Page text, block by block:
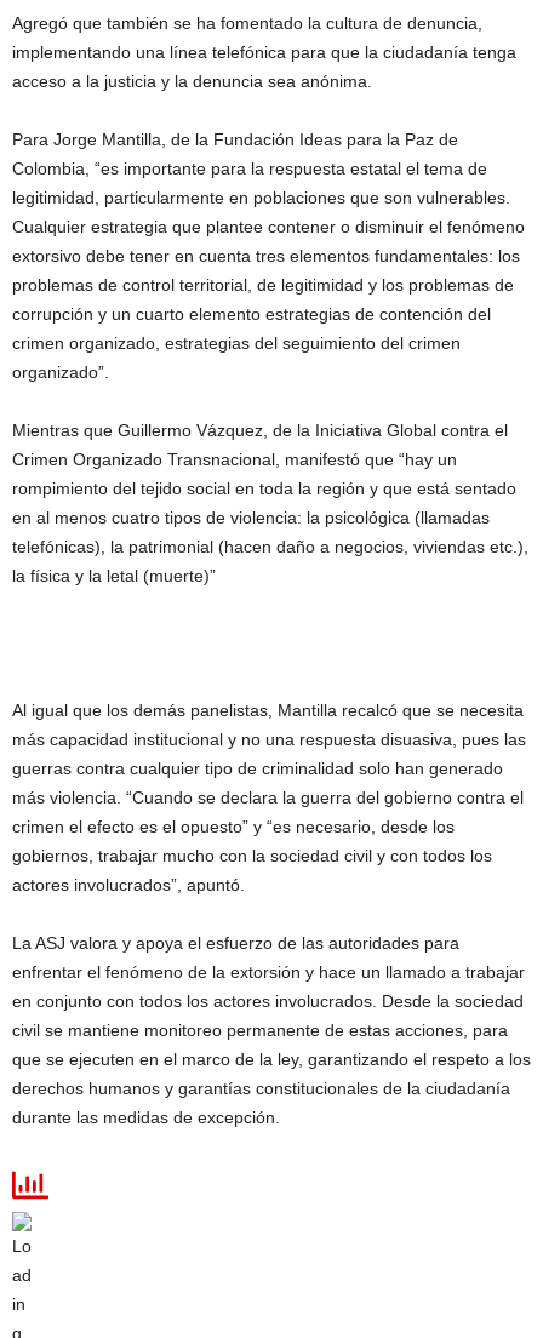
Agregó que también se ha fomentado la cultura de denuncia,
implementando una línea telefónica para que la ciudadanía tenga
acceso a la justicia y la denuncia sea anónima.
Para Jorge Mantilla, de la Fundación Ideas para la Paz de
Colombia, “es importante para la respuesta estatal el tema de
legitimidad, particularmente en poblaciones que son vulnerables.
Cualquier estrategia que plantee contener o disminuir el fenómeno
extorsivo debe tener en cuenta tres elementos fundamentales: los
problemas de control territorial, de legitimidad y los problemas de
corrupción y un cuarto elemento estrategias de contención del
crimen organizado, estrategias del seguimiento del crimen
organizado”.
Mientras que Guillermo Vázquez, de la Iniciativa Global contra el
Crimen Organizado Transnacional, manifestó que “hay un
rompimiento del tejido social en toda la región y que está sentado
en al menos cuatro tipos de violencia: la psicológica (llamadas
telefónicas), la patrimonial (hacen daño a negocios, viviendas etc.),
la física y la letal (muerte)”
Al igual que los demás panelistas, Mantilla recalcó que se necesita
más capacidad institucional y no una respuesta disuasiva, pues las
guerras contra cualquier tipo de criminalidad solo han generado
más violencia. “Cuando se declara la guerra del gobierno contra el
crimen el efecto es el opuesto” y “es necesario, desde los
gobiernos, trabajar mucho con la sociedad civil y con todos los
actores involucrados”, apuntó.
La ASJ valora y apoya el esfuerzo de las autoridades para
enfrentar el fenómeno de la extorsión y hace un llamado a trabajar
en conjunto con todos los actores involucrados. Desde la sociedad
civil se mantiene monitoreo permanente de estas acciones, para
que se ejecuten en el marco de la ley, garantizando el respeto a los
derechos humanos y garantías constitucionales de la ciudadanía
durante las medidas de excepción.